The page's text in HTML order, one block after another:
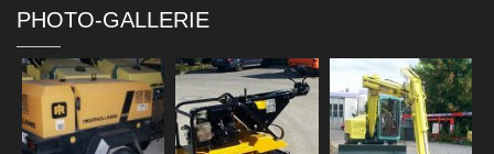
PHOTO-GALLERIE